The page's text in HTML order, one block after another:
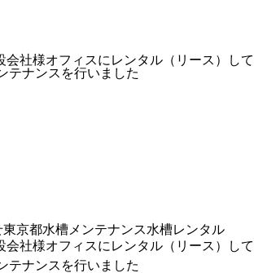
会社様オフィスにレンタル（リース）して
テナンスを行いました
東京都水槽メンテナンス水槽レンタル
会社様オフィスにレンタル（リース）して
テナンスを行いました